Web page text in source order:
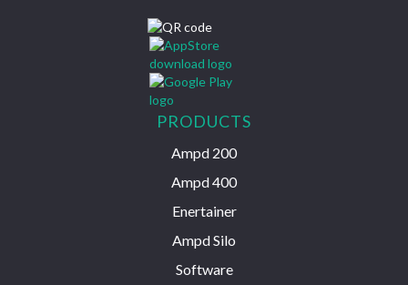
PRODUCTS
Ampd 200
Ampd 400
Enertainer
Ampd Silo
Software